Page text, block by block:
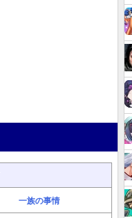
一族の事情